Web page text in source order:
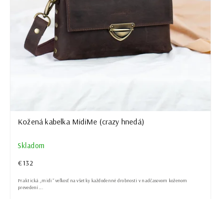
Kožená kabelka MidiMe (crazy hnedá)
Skladom
€132
Praktická „midi“ veľkosť na všetky každodenné drobnosti v nadčasovom koženom
prevedení....